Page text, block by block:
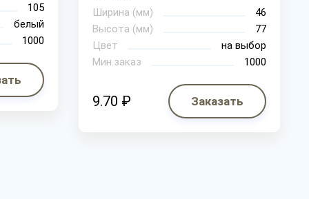
105
белый
1000
Ширина (мм)
46
Высота (мм)
77
Цвет
на выбор
Мин.заказ
1000
9.70 ₽ Заказать